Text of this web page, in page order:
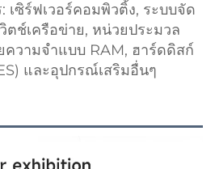
เซิร์ฟเวอร์คอมพิวติ้ง, ระบบจัด
ตช์เครือข่าย, หน่วยประมวล
ความจำแบบ RAM, ฮาร์ดดิสก์
และอุปกรณ์เสริมอื่นๆ